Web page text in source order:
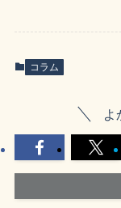
コラム
よ